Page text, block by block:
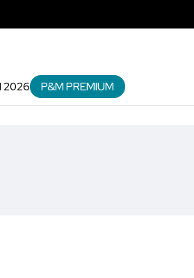
2026 P&M PREMIUM